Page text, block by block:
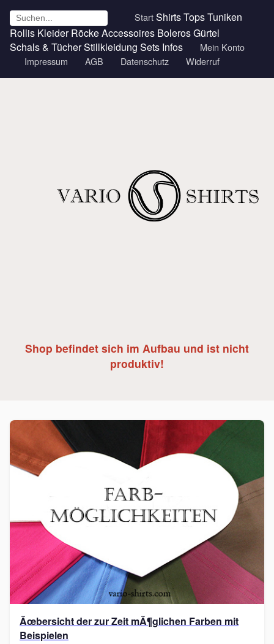
StartShirtsTopsTuniken
Rollis Kleider RöckeAccessoires BolerosGürtel
Schals & TücherStillkleidung Sets Infos
Mein Konto
Impressum
AGB Datenschutz Widerruf
Shop befindet sich im Aufbau und ist nicht
produktiv!
Ãœbersicht der zur Zeit mÃ¶glichen Farben mit
Beispielen